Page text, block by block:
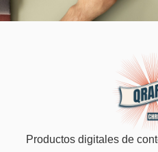
Productos digitales de